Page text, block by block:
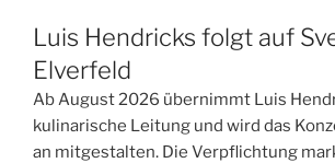
Luis Hendricks folgt auf
Elverfeld
Ab August 2026 übernimmt Luis
kulinarische Leitung und wird das
an mitgestalten. Die Verpflichtung